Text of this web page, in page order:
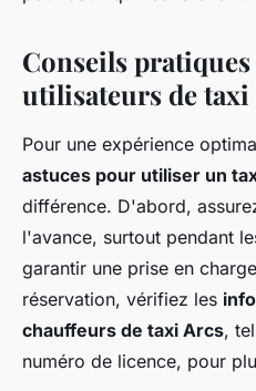
Conseils
utilisateurs de taxi
Pour une expérience
astuces pour utiliser un
différence. D'abord,
l'avance, surtout pendant
garantir une prise en
réservation, vérifiez les
chauffeurs de taxi Arcs,
numéro de licence, pour